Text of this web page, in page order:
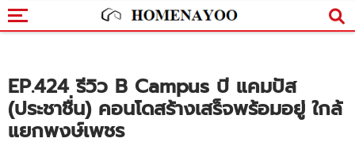
EP.424 รีวิว B Campus บี แคมปัส
(ประชาชื่น) คอนโดสร้างเสร็จพร้อมอยู่ ใกล้
แยกพงษ์เพชร